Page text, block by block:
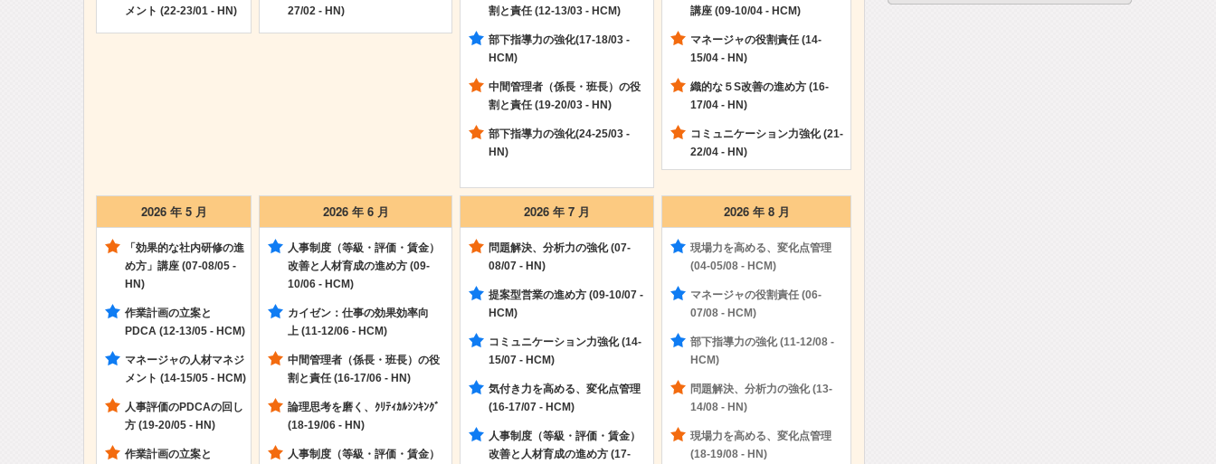
メント (22-23/01 - HN)
27/02 - HN)
割と責任 (12-13/03 - HCM)
部下指導力の強化(17-18/03 -
HCM)
中間管理者（係長・班長）の役
割と責任 (19-20/03 - HN)
部下指導力の強化(24-25/03 -
HN)
講座 (09-10/04 - HCM)
マネージャの役割責任 (14-
15/04 - HN)
織的な５S改善の進め方 (16-
17/04 - HN)
コミュニケーション力強化 (21-
22/04 - HN)
2026 年 5 月
「効果的な社内研修の進
め方」講座 (07-08/05 -
HN)
作業計画の立案と
PDCA (12-13/05 - HCM)
マネージャの人材マネジ
メント (14-15/05 - HCM)
人事評価のPDCAの回し
方 (19-20/05 - HN)
作業計画の立案と
2026 年 6 月
人事制度（等級・評価・賃金）
改善と人材育成の進め方 (09-
10/06 - HCM)
カイゼン：仕事の効果効率向
上 (11-12/06 - HCM)
中間管理者（係長・班長）の役
割と責任 (16-17/06 - HN)
論理思考を磨く、ｸﾘﾃｨｶﾙｼﾝｷﾝｸﾞ
(18-19/06 - HN)
人事制度（等級・評価・賃金）
2026 年 7 月
問題解決、分析力の強化 (07-
08/07 - HN)
提案型営業の進め方 (09-10/07 -
HCM)
コミュニケーション力強化 (14-
15/07 - HCM)
気付き力を高める、変化点管理
(16-17/07 - HCM)
人事制度（等級・評価・賃金）
改善と人材育成の進め方 (17-
2026 年 8 月
現場力を高める、変化点管理
(04-05/08 - HCM)
マネージャの役割責任 (06-
07/08 - HCM)
部下指導力の強化 (11-12/08 -
HCM)
問題解決、分析力の強化 (13-
14/08 - HN)
現場力を高める、変化点管理
(18-19/08 - HN)